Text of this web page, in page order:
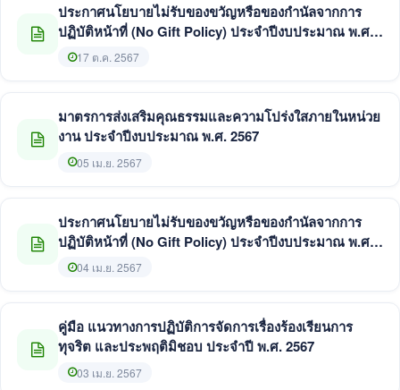
ประกาศนโยบายไม่รับของขวัญหรือของกำนัลจากการ
ปฏิบัติหน้าที่ (No Gift Policy) ประจำปีงบประมาณ พ.ศ.
256817 ต.ค. 2567
มาตรการส่งเสริมคุณธรรมและความโปร่งใสภายในหน่วย
งาน ประจำปีงบประมาณ พ.ศ. 2567
05 เม.ย. 2567
ประกาศนโยบายไม่รับของขวัญหรือของกำนัลจากการ
ปฏิบัติหน้าที่ (No Gift Policy) ประจำปีงบประมาณ พ.ศ.
256704 เม.ย. 2567
คู่มือ แนวทางการปฏิบัติการจัดการเรื่องร้องเรียนการ
ทุจริต และประพฤติมิชอบ ประจำปี พ.ศ. 2567
03 เม.ย. 2567